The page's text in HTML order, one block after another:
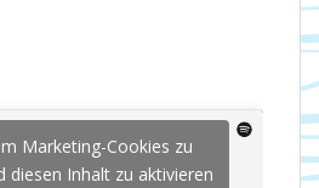
Marketing-Cookies zu
diesen Inhalt zu aktivieren